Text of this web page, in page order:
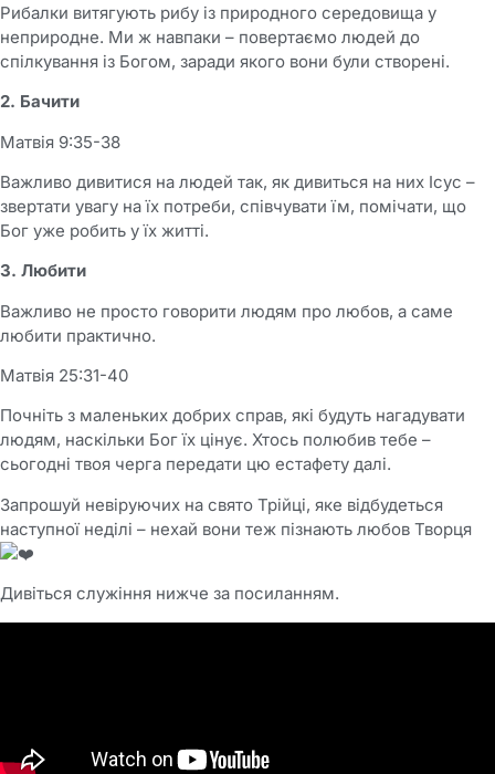
Рибалки витягують рибу із природного середовища у
неприродне. Ми ж навпаки – повертаємо людей до
спілкування із Богом, заради якого вони були створені.
2. Бачити
Матвія 9:35-38
Важливо дивитися на людей так, як дивиться на них Ісус –
звертати увагу на їх потреби, співчувати їм, помічати, що
Бог уже робить у їх житті.
3. Любити
Важливо не просто говорити людям про любов, а саме
любити практично.
Матвія 25:31-40
Почніть з маленьких добрих справ, які будуть нагадувати
людям, наскільки Бог їх цінує. Хтось полюбив тебе –
сьогодні твоя черга передати цю естафету далі.
Запрошуй невіруючих на свято Трійці, яке відбудеться
наступної неділі – нехай вони теж пізнають любов Творця
Дивіться служіння нижче за посиланням.